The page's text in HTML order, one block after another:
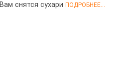
Вам снятся сухари ПОДРОБНЕЕ...